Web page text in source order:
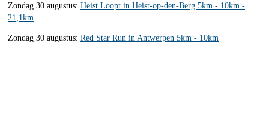
Zondag 30 augustus: Heist Loopt in Heist-op-den-Berg 5km - 10km -
21,1km
Zondag 30 augustus: Red Star Run in Antwerpen 5km - 10km